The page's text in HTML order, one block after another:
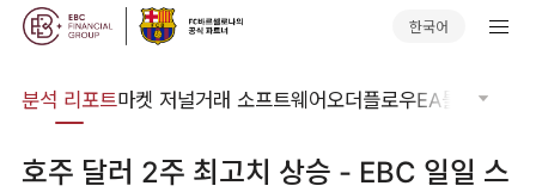
한국어
분석 리포트마켓 저널거래 소프트웨어오더플로우EA툴킷 트레
호주 달러 2주 최고치 상승 - EBC 일일 스